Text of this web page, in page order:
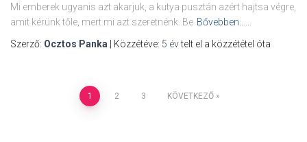
Mi emberek ugyanis azt akarjuk, a kutya pusztán azért hajtsa végre,
amit kérünk tőle, mert mi azt szeretnénk. Be Bővebben……
Szerző: Ocztos Panka | Közzétéve: 5 évtelt el a közzététel óta
1 2 3 KÖVETKEZŐ